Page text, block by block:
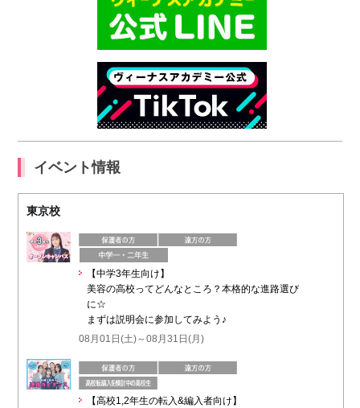
イベント情報
東京校
【中学3年生向け】
美容の高校ってどんなところ？本格的な進路選び
に☆
まずは説明会に参加してみよう♪
08月01日(土)～08月31日(月)
【高校1,2年生の転入&編入者向け】